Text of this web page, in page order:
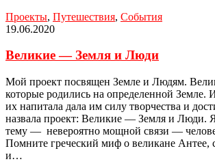
Проекты, Путешествия, События
19.06.2020
Великие — Земля и Люди
Мой проект посвящен Земле и Людям.
которые родились на определенной Земле.
их напитала дала им силу творчества и
назвала проект: Великие — Земля и Люди.
тему — невероятно мощной связи —
Помните греческий миф о великане Антее,
и…